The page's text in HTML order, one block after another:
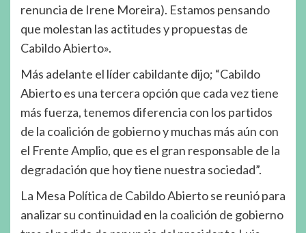
renuncia de Irene Moreira). Estamos pensando
que molestan las actitudes y propuestas de
Cabildo Abierto».
Más adelante el líder cabildante dijo; “Cabildo
Abierto es una tercera opción que cada vez tiene
más fuerza, tenemos diferencia con los partidos
de la coalición de gobierno y muchas más aún con
el Frente Amplio, que es el gran responsable de la
degradación que hoy tiene nuestra sociedad”.
La Mesa Política de Cabildo Abierto se reunió para
analizar su continuidad en la coalición de gobierno